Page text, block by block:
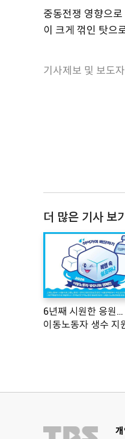
중동전쟁 영향으
이 크게 꺾인 탓으
기사제보 및 보도
더 많은 기사 보기
6년째 시원한 응원…
이동노동자 생수 지